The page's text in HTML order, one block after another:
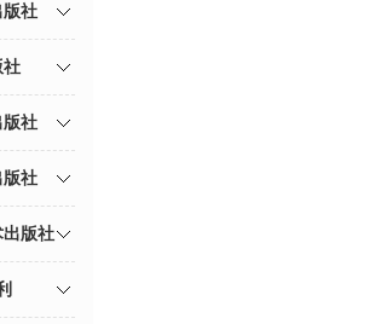
版社
社
版社
版社
版社